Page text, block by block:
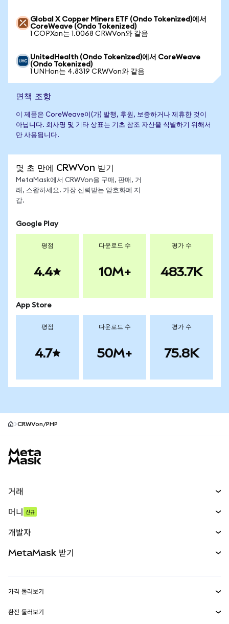
Global X Copper Miners ETF (Ondo Tokenized)에서
CoreWeave (Ondo Tokenized)
1 COPXon는 1.0068 CRWVon와 같음
UnitedHealth (Ondo Tokenized)에서 CoreWeave
(Ondo Tokenized)
1 UNHon는 4.8319 CRWVon와 같음
면책 조항
이 제품은 CoreWeave이(가) 발행, 후원, 보증하거나 제휴한 것이
아닙니다. 회사명 및 기타 상표는 기초 참조 자산을 식별하기 위해서
만 사용됩니다.
몇 초 만에 CRWVon 받기
MetaMask에서 CRWVon을 구매, 판매, 거
래, 스왑하세요. 가장 신뢰받는 암호화폐 지
갑.
Google Play
평점
4.4
다운로드 수
10M+
평가 수
483.7K
App Store
평점
4.7
다운로드 수
50M+
평가 수
75.8K
CRWVon/PHP
거래
무기한 선물
실물자산
머니 신규
개발자
MetaMask Connect
MetaMask 받기
가격 둘러보기
이더리움 가격
환전 둘러보기